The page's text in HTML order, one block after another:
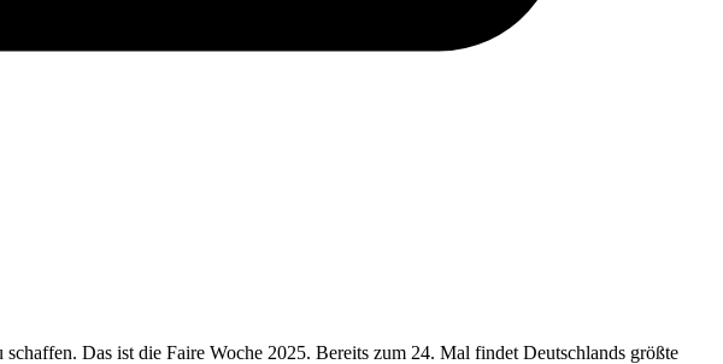
Das ist die Faire Woche 2025. Bereits zum 24. Mal findet Deutschlands größte